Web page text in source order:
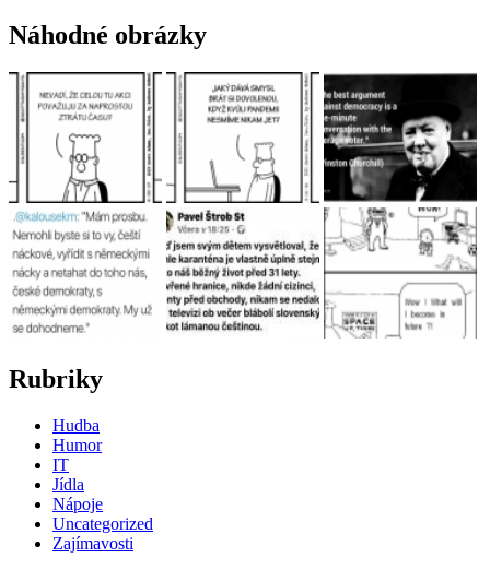
Náhodné obrázky
Rubriky
Hudba
Humor
IT
Jídla
Nápoje
Uncategorized
Zajímavosti